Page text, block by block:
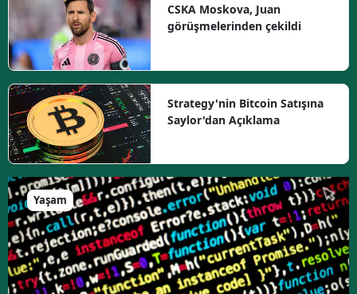
CSKA Moskova, Juan
görüşmelerinden çekildi
Strategy'nin Bitcoin Satışına
Saylor'dan Açıklama
Yaşam